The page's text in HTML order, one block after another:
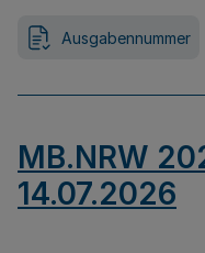
Ausgabennummer
MB.NRW
14.07.2026